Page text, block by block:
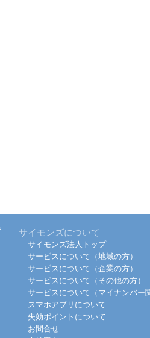
サイモンズについて
サイモンズ法人トップ
サービスについて（地域の方）
サービスについて（企業の方）
サービスについて（その他の方）
サービスについて（マイナンバー
スマホアプリについて
失効ポイントについて
お問合せ